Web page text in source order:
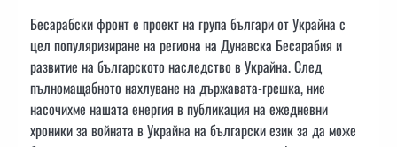
Бесарабски фронт е проект на група българи от Украйна с
цел популяризиране на региона на Дунавска Бесарабия и
развитие на българското наследство в Украйна. След
пълномащабното нахлуване на държавата-грешка, ние
насочихме нашата енергия в публикация на ежедневни
хроники за войната в Украйна на български език за да може